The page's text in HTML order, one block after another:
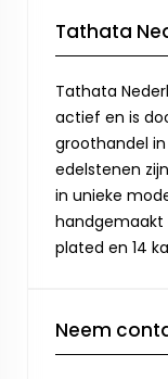
Tathata
Tathata
actief en is
groothandel
edelstenen
in unieke
handgemaakt
plated en 14
Neem